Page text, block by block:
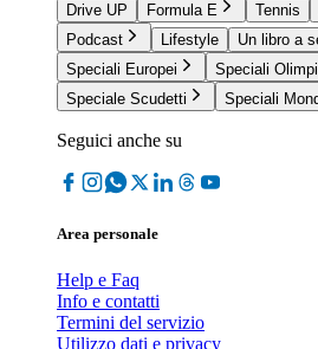
Drive UP
Formula E Tennis
Podcast
Lifestyle
Un libro a
Speciali Europei
Speciali
Speciale Scudetti
Speciali
Seguici anche su
Area personale
Help e Faq
Info e contatti
Termini del servizio
Utilizzo dati e privacy